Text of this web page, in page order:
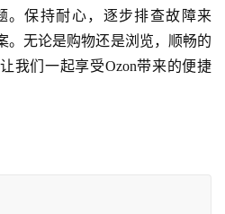
。保持耐心，逐步排查故障来
。无论是购物还是浏览，顺畅的
我们一起享受Ozon带来的便捷